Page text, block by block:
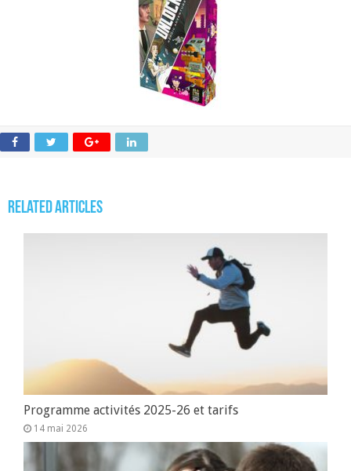
Related Articles
Programme activités 2025-26 et tarifs
14 mai 2026